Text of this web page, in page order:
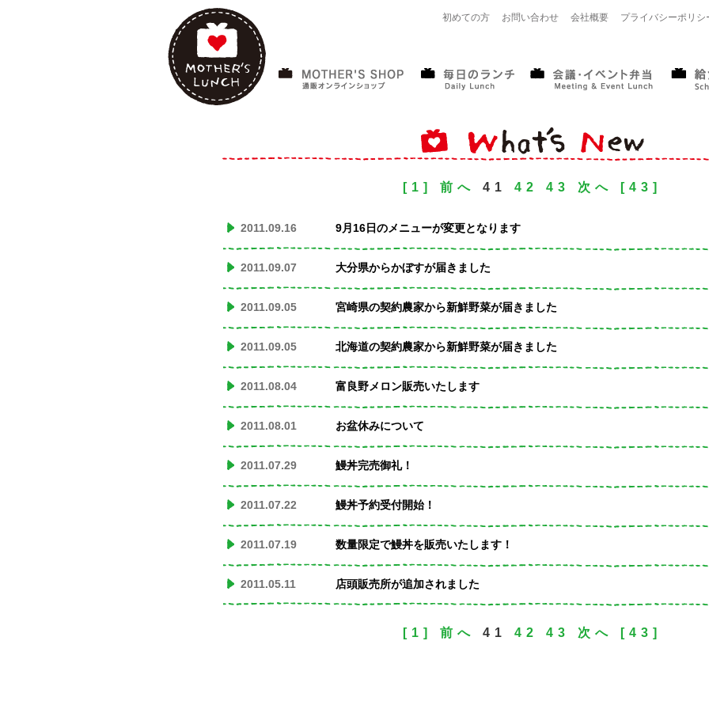
初めての方 お問い合わせ 会社概要 プライバシーポリシ
[1] 前へ 41 42 43 次へ [43]
2011.09.16 9月16日のメニューが変更となります
2011.09.07 大分県からかぼすが届きました
2011.09.05 宮崎県の契約農家から新鮮野菜が届きました
2011.09.05 北海道の契約農家から新鮮野菜が届きました
2011.08.04 富良野メロン販売いたします
2011.08.01 お盆休みについて
2011.07.29 鰻丼完売御礼！
2011.07.22 鰻丼予約受付開始！
2011.07.19 数量限定で鰻丼を販売いたします！
2011.05.11 店頭販売所が追加されました
[1] 前へ 41 42 43 次へ [43]